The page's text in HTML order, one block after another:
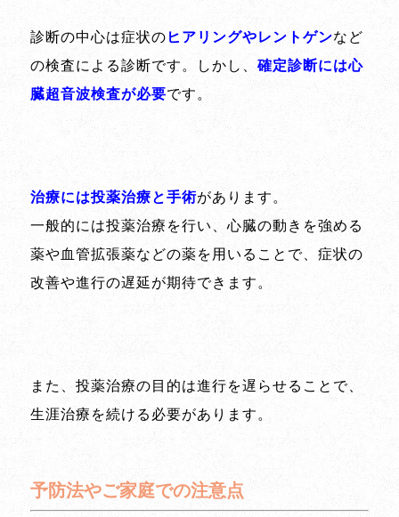
診断の中心は症状の ヒアリングやレントゲンなど
の検査による診断です。しかし、 確定診断には心
臓超音波検査が必要です。
治療には投薬治療と手術があります。
一般的には投薬治療を行い、心臓の動きを強める
薬や血管拡張薬などの薬を用いることで、症状の
改善や進行の遅延が期待できます。
また、投薬治療の目的は進行を遅らせることで、
生涯治療を続ける必要があります。
予防法やご家庭での注意点